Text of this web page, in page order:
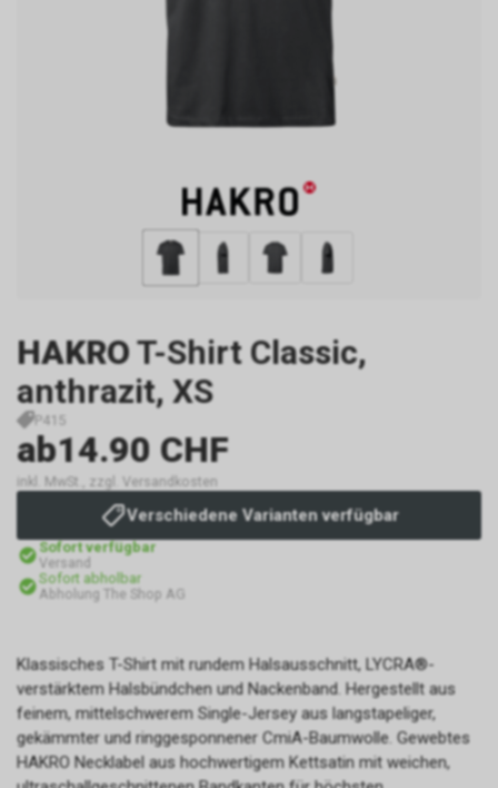
HAKROT-Shirt Classic,
anthrazit, XS
P415
ab14.90 CHF
inkl. MwSt., zzgl. Versandkosten
Verschiedene Varianten verfügbar
Sofort verfügbar
Versand
Sofort abholbar
Abholung The Shop AG
Klassisches T-Shirt mit rundem Halsausschnitt, LYCRA®-
verstärktem Halsbündchen und Nackenband. Hergestellt aus
feinem, mittelschwerem Single-Jersey aus langstapeliger,
gekämmter und ringgesponnener CmiA-Baumwolle. Gewebtes
HAKRO Necklabel aus hochwertigem Kettsatin mit weichen,